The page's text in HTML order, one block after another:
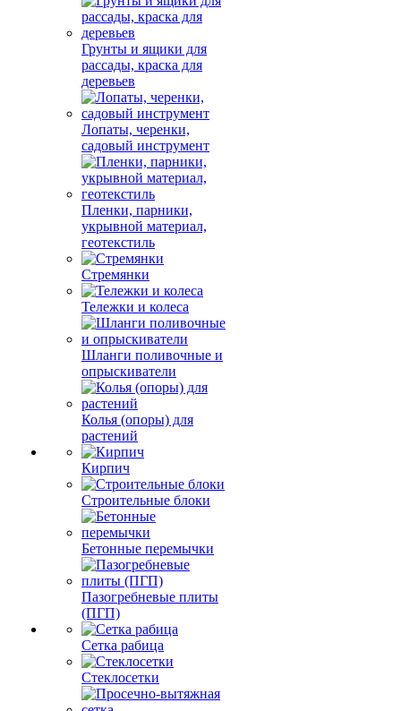
Грунты и ящики для
рассады, краска для
деревьев
Лопаты, черенки,
садовый инструмент
Пленки, парники,
укрывной материал,
геотекстиль
Стремянки
Тележки и колеса
Шланги поливочные и
опрыскиватели
Колья (опоры) для
растений
Кирпич
Строительные блоки
Бетонные перемычки
Пазогребневые плиты
(ПГП)
Сетка рабица
Стеклосетки